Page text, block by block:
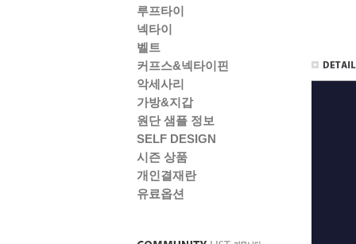
루프타이
넥타이
벨트
커프스&넥타이핀
악세사리
가방&지갑
원단 샘플 정보
SELF DESIGN
시즌 상품
개인결재란
유료옵션